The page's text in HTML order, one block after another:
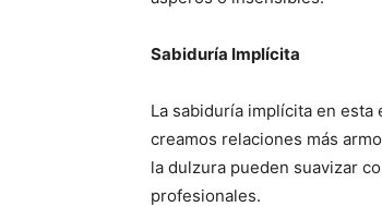
Sabiduría Implícita
La sabiduría implícita en
creamos relaciones más
la dulzura pueden suavizar
profesionales.